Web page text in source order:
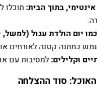
בתוך הבית: תוכלו
יום הולדת עגול (למשל,
כמתנה קטנה לאורחים
וקלילים: למסיבות עם
סוד ההצלחה